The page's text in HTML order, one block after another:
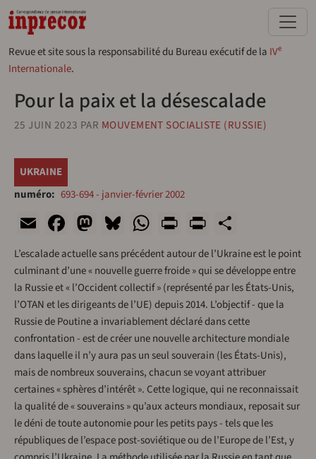
Aller au contenu principal
Revue et site sous la responsabilité du Bureau exécutif de la IVe
Internationale.
Pour la paix et la désescalade
25 JUIN 2023 PAR MOUVEMENT SOCIALISTE (RUSSIE)
UKRAINE
numéro
693-694 - janvier-février 2002
EmailFacebook
Mastodon
Bluesky
WhatsApp
Print
L’escalade actuelle sans précédent autour de l’Ukraine est le point
culminant d’une « nouvelle guerre froide » qui se développe entre
la Russie et « l’Occident collectif » (représenté par les États-Unis,
l’OTAN et les dirigeants de l’UE) depuis 2014. L’objectif - que la
Russie de Poutine a invariablement déclaré dans cette
confrontation - est de créer une nouvelle architecture mondiale
dans laquelle il n’y aura pas un seul souverain (les États-Unis),
mais de nombreux souverains, chacun se voyant attribuer
certaines « sphères d’intérêt ». Cette logique, qui ne reconnaissait
la qualité de « souverains » qu’aux acteurs mondiaux, reposait sur
le déni de toute autonomie pour les petits pays - tels que les
républiques de l’espace post-soviétique ou de l’Europe de l’Est, y